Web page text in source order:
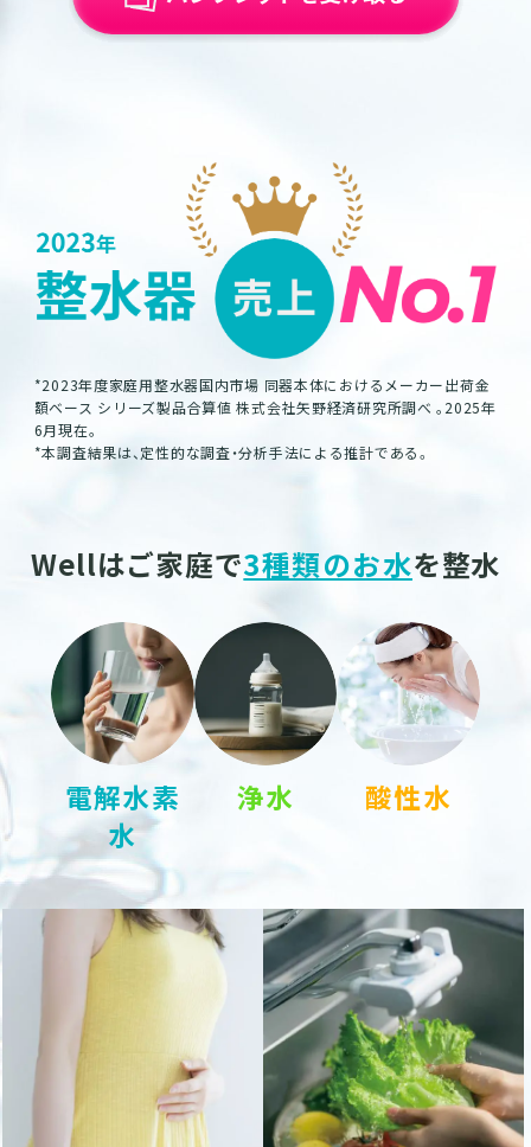
*2023年度家庭用整水器国内市場 同器本体におけるメーカー出荷金
額ベース シリーズ製品合算値 株式会社矢野経済研究所調べ ｡2025年
6月現在｡
*本調査結果は、定性的な調査・分析手法による推計である。
Wellはご家庭で3種類のお水を整水
電解水素
水
浄水 酸性水